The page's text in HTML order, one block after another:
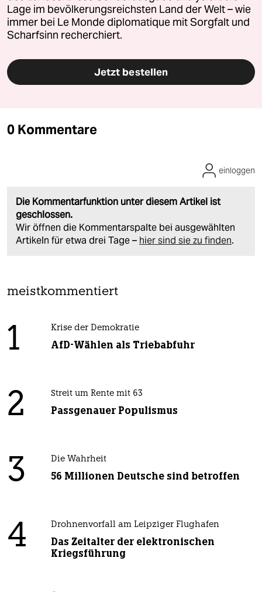
Lage im bevölkerungsreichsten Land der Welt – wie
immer bei Le Monde diplomatique mit Sorgfalt und
Scharfsinn recherchiert.
Jetzt bestellen
0 Kommentare
Die Kommentarfunktion unter diesem Artikel ist
geschlossen.
Wir öffnen die Kommentarspalte bei ausgewählten
Artikeln für etwa drei Tage – hier sind sie zu finden.
einloggen
meistkommentiert
1 Krise der Demokratie
AfD-Wählen als Triebabfuhr
2 Streit um Rente mit 63
Passgenauer Populismus
3 Die Wahrheit
56 Millionen Deutsche sind betroffen
4 Drohnenvorfall am Leipziger Flughafen
Das Zeitalter der elektronischen
Kriegsführung